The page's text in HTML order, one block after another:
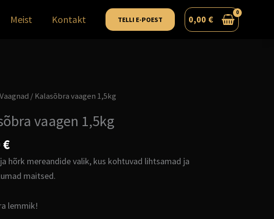
Meist Kontakt TELLI E-POEST 0,00 €
Vaagnad / Kalasõbra vaagen 1,5kg
vaagen 1,5kg
€
hõrk mereandide valik, kus kohtuvad lihtsamad ja
maitsed.
lemmik!